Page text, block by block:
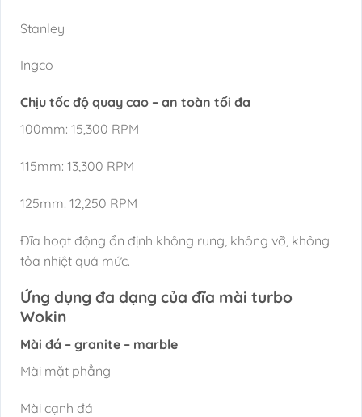
Stanley
Ingco
Chịu tốc độ quay cao – an toàn tối đa
100mm: 15,300 RPM
115mm: 13,300 RPM
125mm: 12,250 RPM
Đĩa hoạt động ổn định không rung, không vỡ, không
tỏa nhiệt quá mức.
Ứng dụng đa dạng của đĩa mài turbo
Wokin
Mài đá – granite – marble
Mài mặt phẳng
Mài cạnh đá